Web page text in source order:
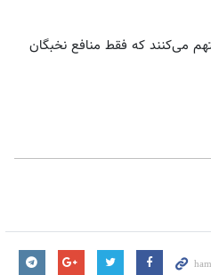
می‌کنند که فقط منافع نخبگان
شما(خرید با تخفیف ویژه)